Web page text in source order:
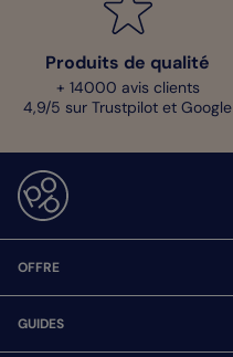
Produits de qualité
+ 14000 avis clients
4,9/5 sur Trustpilot et Google
OFFRE
GUIDES